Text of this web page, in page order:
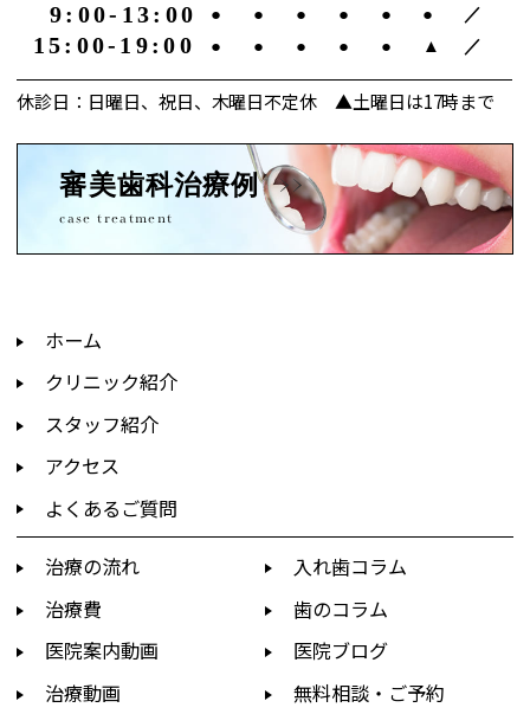
審美歯科治療例
case treatment
9:00-13:00 ● ● ● ● ● ● ／
15:00-19:00 ● ● ● ● ● ▲ ／
休診日：日曜日、祝日、木曜日不定休 ▲土曜日は17時まで
ホーム
クリニック紹介
スタッフ紹介
アクセス
よくあるご質問
治療の流れ
治療費
医院案内動画
治療動画
入れ歯コラム
歯のコラム
医院ブログ
無料相談・ご予約